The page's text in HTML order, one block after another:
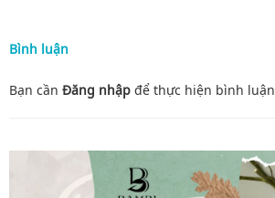
Bình luận
Bạn cần Đăng nhập để thực hiện bình luận